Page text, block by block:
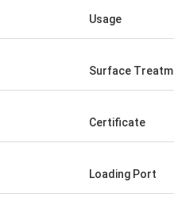
Η ποιότητα των προϊόντων σας
φανταστική και σταθερή, από
προϊόντα, πιστεύω στο μέλλον.
Usage
Surface
Certificate
Loading Port